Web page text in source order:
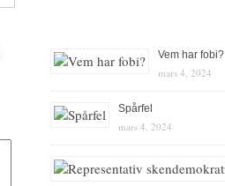
Vem har fobi?
mars 4, 2024
Spårfel
mars 4, 2024